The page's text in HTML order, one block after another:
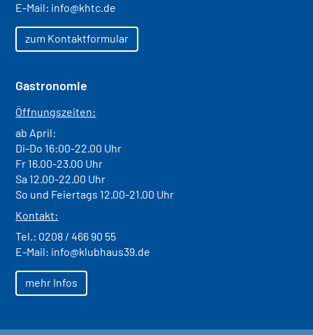
E-Mail: info@khtc.de
zum Kontaktformular
Gastronomie
Öffnungszeiten:
ab April:
Di-Do 16:00-22.00 Uhr
Fr 16.00-23.00 Uhr
Sa 12.00-22.00 Uhr
So und Feiertags 12.00-21.00 Uhr
Kontakt:
Tel.: 0208 / 466 90 55
E-Mail: info@klubhaus39.de
mehr Infos